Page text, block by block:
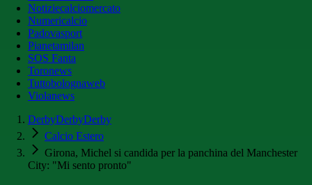
Notiziecalciomercato
Numericalcio
Padovasport
Pianetamilan
SOS Fanta
Toronews
Tuttobolognaweb
Violanews
DerbyDerbyDerby
Calcio Estero
Girona, Michel si candida per la panchina del Manchester
City: "Mi sento pronto"